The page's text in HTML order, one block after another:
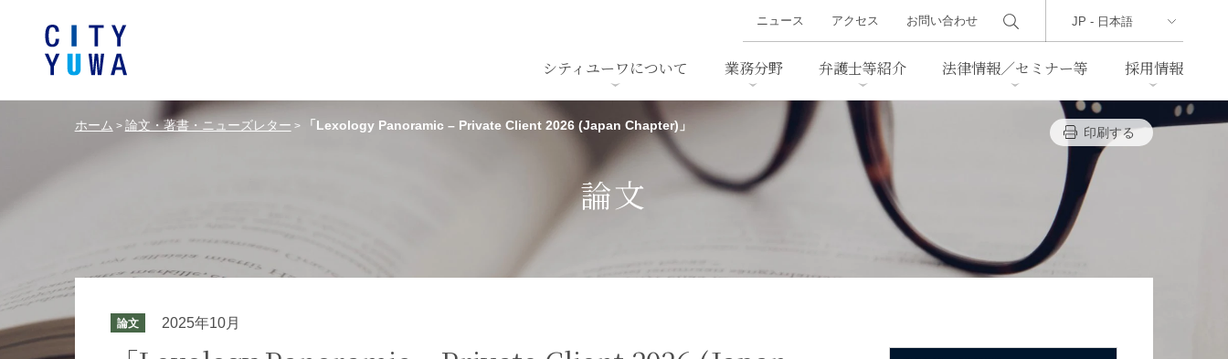
シティユーワについて
沿革 アクセス
業務分野
M&A 事業再生・倒産
通商法・経済安全保障
危機管理／コンプライアンス 中国法務
エネルギー・資源 消費者向けサービス ヘルスケア
弁護士等紹介 法律情報／セミナー等
セミナー/講演等 ニューズレター 判例紹介
法律用語集
採用情報
スタッフ採用
ニュース アクセス お問い合わせ
ホーム > 論文・著書・ニューズレター > 「Lexology Panoramic – Private Client 2026 (Japan Chapter)」 印刷する
論文
論文 2025年10月